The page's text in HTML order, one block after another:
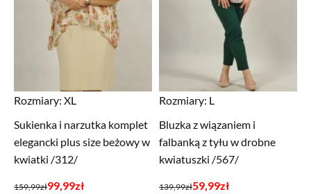
Rozmiary: XL
Sukienka i narzutka komplet
elegancki plus size beżowy w
kwiatki /312/
159,99zł
Pierwotna
99,99zł
Aktualna
Rozmiary: L
Bluzka z wiązaniem i
falbanką z tyłu w drobne
kwiatuszki /567/
139,99zł
Pierwotna
59,99zł
Aktualna